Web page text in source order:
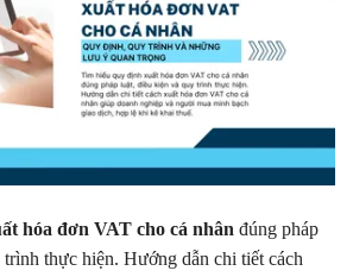
hóa đơn VAT cho cá nhân đúng pháp
thực hiện. Hướng dẫn chi tiết cách